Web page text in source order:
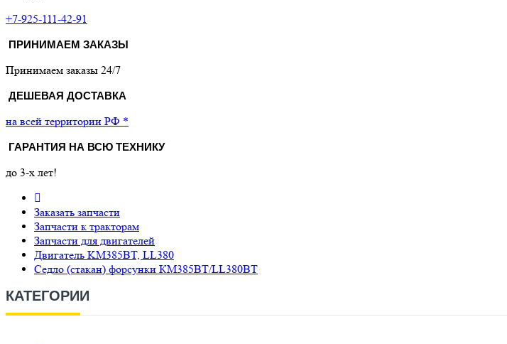
+7-925-111-42-91
ПРИНИМАЕМ ЗАКАЗЫ
Принимаем заказы 24/7
ДЕШЕВАЯ ДОСТАВКА
на всей территории РФ *
ГАРАНТИЯ НА ВСЮ ТЕХНИКУ
до 3-х лет!
Заказать запчасти
Запчасти к тракторам
Запчасти для двигателей
Двигатель KM385BT, LL380
Седло (стакан) форсунки КМ385BT/LL380BT
КАТЕГОРИИ